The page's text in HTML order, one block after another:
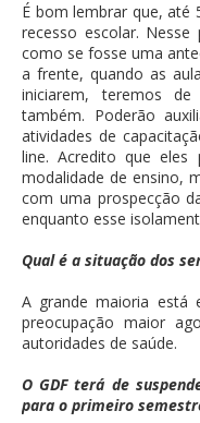
É bom lembrar que, até
recesso escolar.
como se fosse uma
a frente, quando as
iniciarem, teremos
também. Poderão
atividades de
line. Acredito que eles
modalidade de ensino,
com uma prospecção
enquanto esse
Qual é a situação dos
A grande maioria está
preocupação maior
autoridades de saúde.
O GDF terá de
para o primeiro